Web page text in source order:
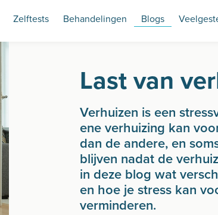
Zelftests Behandelingen Blogs
Last van
Verhuizen is een
ene verhuizing kan
dan de andere, en
blijven nadat de
in deze blog wat
en hoe je stress kan
verminderen.